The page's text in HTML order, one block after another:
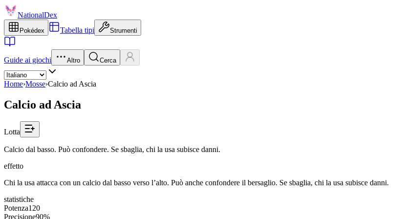
NationalDex
Pokédex Tabella tipi Strumenti
Guide ai giochi Altro Cerca
Home›Mosse›Calcio ad Ascia
Calcio ad Ascia
Lotta
Calcio dal basso. Può confondere. Se sbaglia, chi la usa subisce danni.
effetto
Chi la usa attacca con un calcio dal basso verso l’alto. Può anche confondere il bersaglio. Se sbaglia, chi la usa subisce danni.
statistiche
Potenza120
Precisione90%